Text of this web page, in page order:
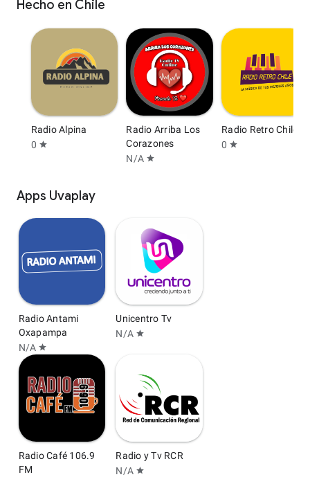
Hecho en Chile
Radio Alpina
0 star
Radio Arriba Los
Corazones
N/A star
Radio Retro Chile
0 star
Apps Uvaplay
Radio Antami
Oxapampa
N/A star
Unicentro Tv
N/A star
Radio Café 106.9
FM
Radio y Tv RCR
N/A star